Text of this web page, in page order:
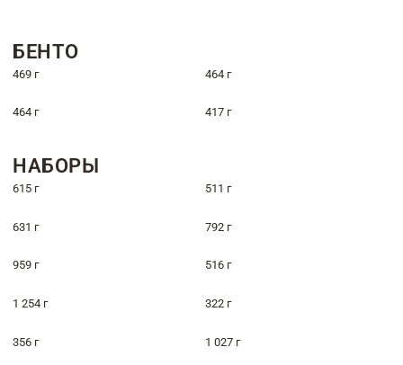
БЕНТО
469 г 464 г
464 г 417 г
НАБОРЫ
615 г 511 г
631 г 792 г
959 г 516 г
1 254 г 322 г
356 г 1 027 г